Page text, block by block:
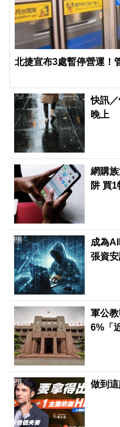
北捷宣布3處暫停營運！
快訊
晚上
網購
阱 買
成為
張資
PR
軍公
6%「
做到
PR